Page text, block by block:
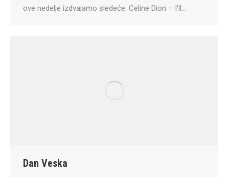
ove nedelje izdvajamo sledeće: Celine Dion – I’ll…
Dan Veska